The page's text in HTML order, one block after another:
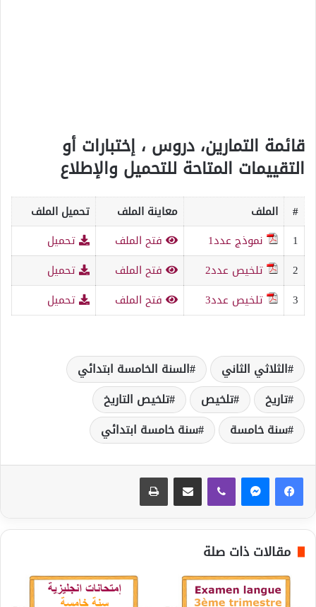
قائمة التمارين، دروس ، إختبارات أو
التقييمات المتاحة للتحميل والإطلاع
# الملف معاينة الملف
تحميل الملف
1
نموذج عدد1 فتح الملف
تحميل
2
تلخيص عدد2 فتح الملف
تحميل
3
تلخيص عدد3 فتح الملف تحميل
الثلاثي الثاني
السنة الخامسة ابتدائي
تاريخ
تلخيص
تلخيص التاريخ
سنة خامسة
سنة خامسة ابتدائي
مقالات ذات صلة